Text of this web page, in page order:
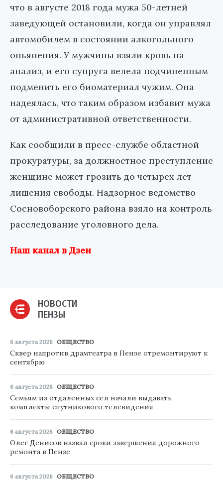
что в августе 2018 года мужа 50-летней
заведующей остановили, когда он управлял
автомобилем в состоянии алкогольного
опьянения. У мужчины взяли кровь на
анализ, и его супруга велела подчиненным
подменить его биоматериал чужим. Она
надеялась, что таким образом избавит мужа
от административной ответственности.
Как сообщили в пресс-службе областной
прокуратуры, за должностное преступление
женщине может грозить до четырех лет
лишения свободы. Надзорное ведомство
Сосновоборского района взяло на контроль
расследование уголовного дела.
Наш канал в Дзен
НОВОСТИ
ПЕНЗЫ
6 августа 2026 ОБЩЕСТВО
Сквер напротив драмтеатра в Пензе отремонтируют к
сентябрю
6 августа 2026 ОБЩЕСТВО
Семьям из отдаленных сел начали выдавать
комплекты спутникового телевидения
6 августа 2026 ОБЩЕСТВО
Олег Денисов назвал сроки завершения дорожного
ремонта в Пензе
6 августа 2026 ОБЩЕСТВО